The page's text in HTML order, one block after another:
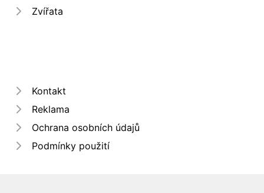
Zvířata
Kontakt
Reklama
Ochrana osobních údajů
Podmínky použití